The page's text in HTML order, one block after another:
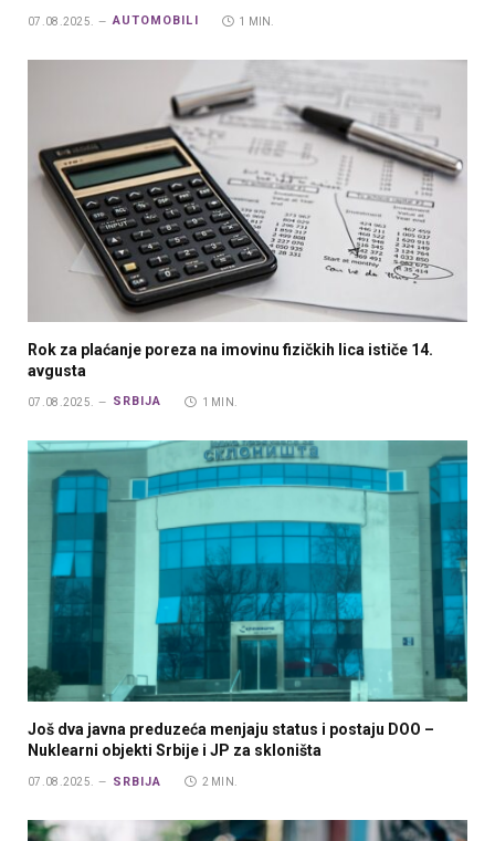
07.08.2025. AUTOMOBILI 1 MIN.
Rok za plaćanje poreza na imovinu fizičkih lica ističe 14.
avgusta
07.08.2025. SRBIJA 1 MIN.
Još dva javna preduzeća menjaju status i postaju DOO –
Nuklearni objekti Srbije i JP za skloništa
07.08.2025. SRBIJA 2 MIN.